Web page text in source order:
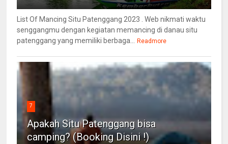
List Of Mancing Situ Patenggang 2023 . Web nikmati waktu
senggangmu dengan kegiatan memancing di danau situ
patenggang yang memiliki berbaga...
Readmore
7
Apakah Situ Patenggang bisa
camping? (Booking Disini !)